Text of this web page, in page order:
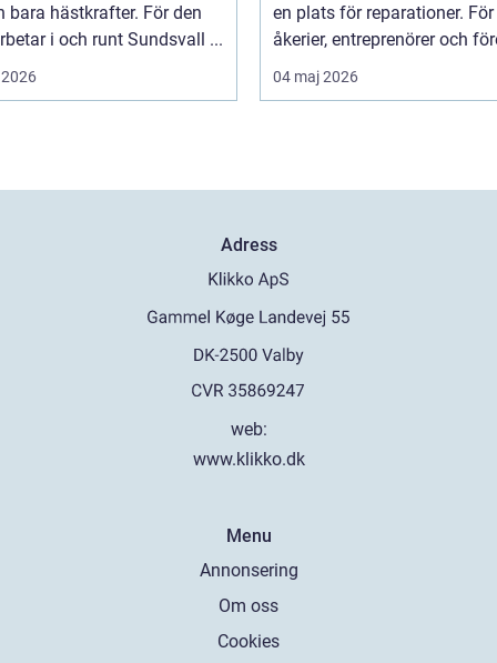
bara hästkrafter. För den
i och runt Sundsvall ...
en plats för reparationer. För
åkerier, entreprenörer och
04 maj 2026
Adress
web:
www.klikko.dk
Menu
Annonsering
Om oss
Cookies